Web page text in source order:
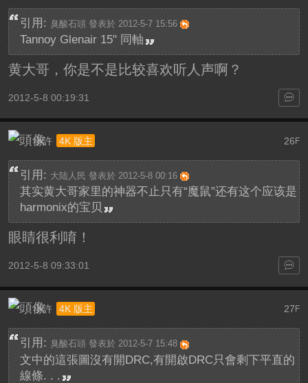
引用: 臭酸石頭 發表於 2012-5-7 15:56
Tannoy Glenair 15" 同軸
黄大哥，你是不是比较喜欢听人声啊？
2012-5-8 00:19:31
26 F
小許 4K 版主
引用: 大陆人民 發表於 2012-5-8 00:16
其实黄大哥家里的神器不止只有“魔鼠”还有这个应该是
harmonix的宝贝
眼睛很利唷！
2012-5-8 09:33:01
27 F
小許 4K 版主
引用: 臭酸石頭 發表於 2012-5-7 15:48
文中的這張圖沒有開DRC,有開啟DRC只會剩下平直的
線條. . .